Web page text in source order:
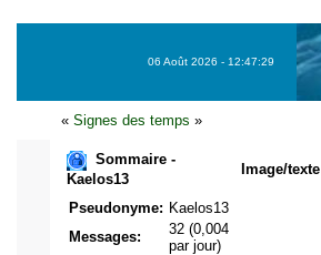
06 Août 2026 - 12:47:29
« Signes des temps »
Sommaire -
Kaelos13
Image/texte
Pseudonyme: Kaelos13
Messages:
32 (0,004
par jour)